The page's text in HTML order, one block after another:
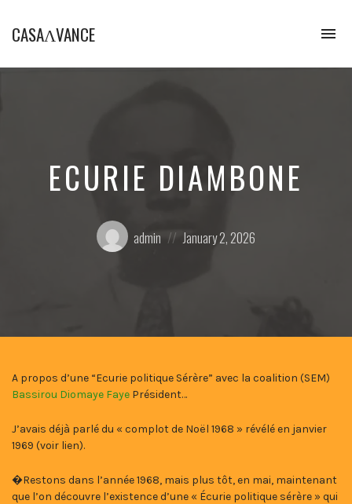
CASAɅVANCE
Casamance
ECURIE DIAMBONE
Posted
by:
admin
on
January 2, 2026
A propos d’une “Ecurie politique Sérère” avec la coalition (SEM)
Bassirou Diomaye Faye Président…
J’avais déjà parlé du « complot de Noël 1968 » révélé en janvier
1969 (voir lien).
�Restons dans l’année 1968, mais plus tôt, en mai, maintenant
que l’on découvre l’existence d’une « Écurie politique sérère » qui